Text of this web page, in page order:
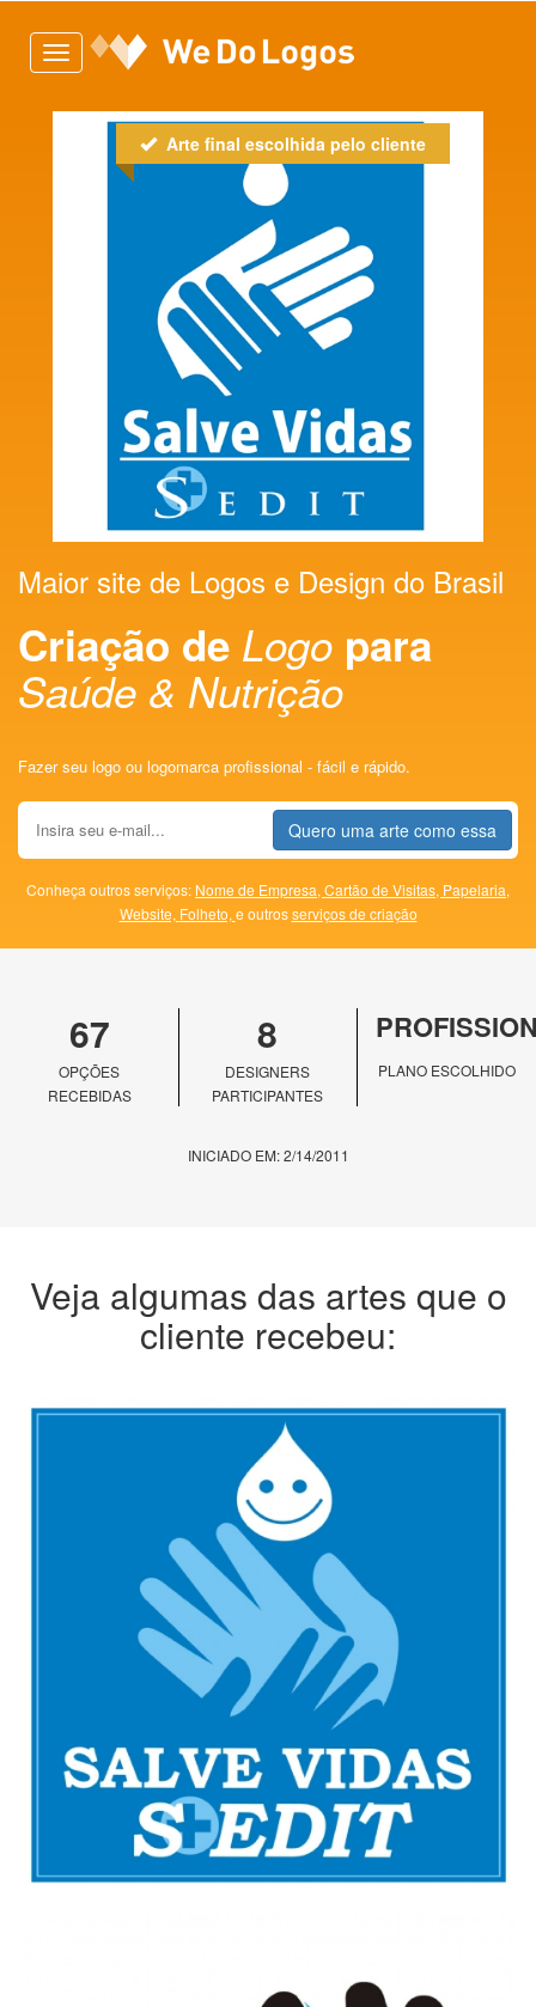
Toggle
navigation
Arte final escolhida pelo cliente
Maior site de Logos e Design do Brasil
Criação de Logo para
Saúde & Nutrição
Fazer seu logo ou logomarca profissional - fácil e rápido.
Quero uma arte como essa
Conheça outros serviços: Nome de Empresa, Cartão de Visitas, Papelaria,
Website, Folheto, e outrosserviços de criação
67
OPÇÕES
RECEBIDAS
8
DESIGNERS
PARTICIPANTES
PLANO ESCOLHIDO
INICIADO EM: 2/14/2011
Veja algumas das artes que o
cliente recebeu: